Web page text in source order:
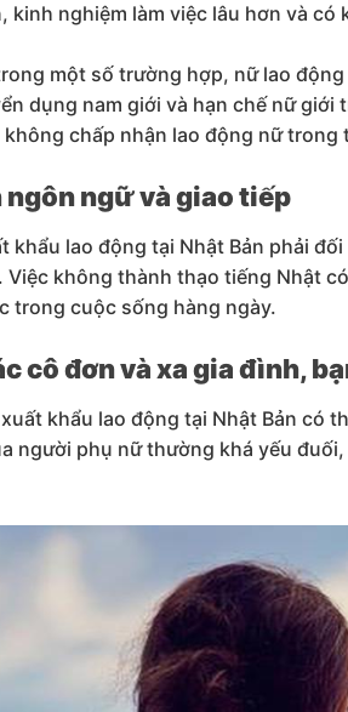
kinh nghiệm làm việc lâu hơn và
một số trường hợp, nữ lao
dụng nam giới và hạn chế nữ
chấp nhận lao động nữ
ngôn ngữ và giao tiếp
khẩu lao động tại Nhật Bản phải
không thành thạo tiếng Nhật
trong cuộc sống hàng ngày.
cô đơn và xa gia đình,
khẩu lao động tại Nhật Bản có
người phụ nữ thường khá yếu